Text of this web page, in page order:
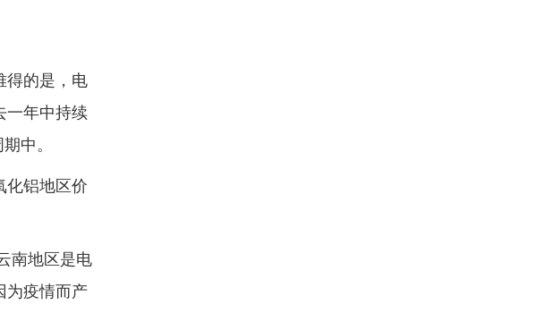
得的是，电
一年中持续
中。
化铝地区价
南地区是电
为疫情而产